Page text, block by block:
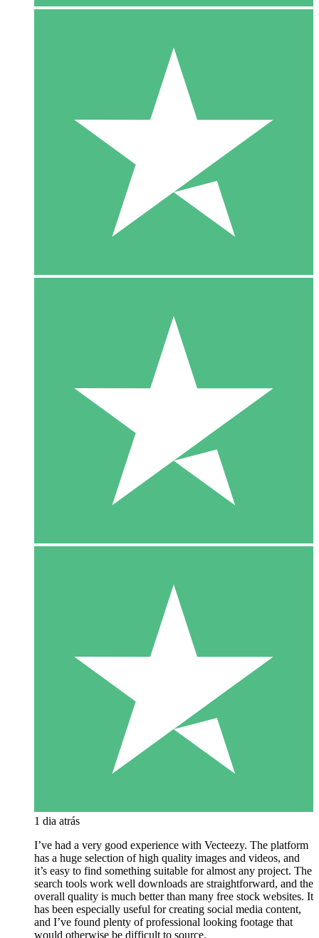
1 dia atrás
I’ve had a very good experience with Vecteezy. The platform
has a huge selection of high quality images and videos, and
it’s easy to find something suitable for almost any project. The
search tools work well downloads are straightforward, and the
overall quality is much better than many free stock websites. It
has been especially useful for creating social media content,
and I’ve found plenty of professional looking footage that
would otherwise be difficult to source.